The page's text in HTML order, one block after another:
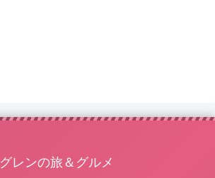
グレンの旅＆グルメ